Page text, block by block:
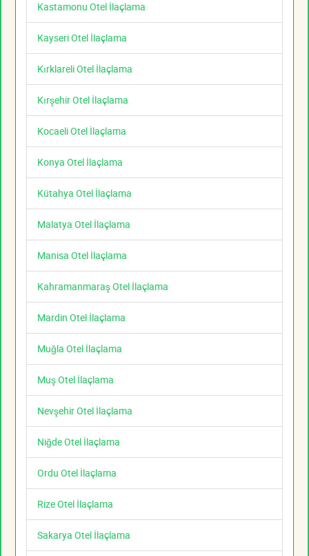
Kastamonu Otel İlaçlama
Kayseri Otel İlaçlama
Kırklareli Otel İlaçlama
Kırşehir Otel İlaçlama
Kocaeli Otel İlaçlama
Konya Otel İlaçlama
Kütahya Otel İlaçlama
Malatya Otel İlaçlama
Manisa Otel İlaçlama
Kahramanmaraş Otel İlaçlama
Mardin Otel İlaçlama
Muğla Otel İlaçlama
Muş Otel İlaçlama
Nevşehir Otel İlaçlama
Niğde Otel İlaçlama
Ordu Otel İlaçlama
Rize Otel İlaçlama
Sakarya Otel İlaçlama